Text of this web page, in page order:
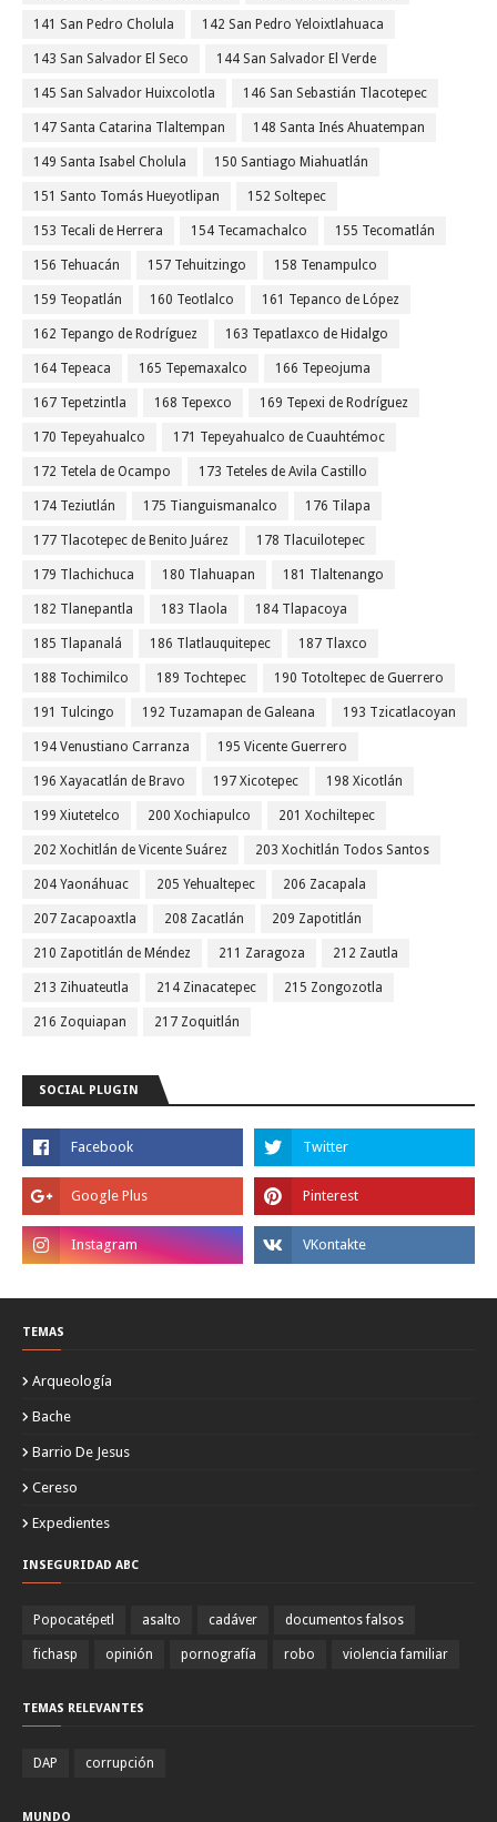
141 San Pedro Cholula 142 San Pedro Yeloixtlahuaca
143 San Salvador El Seco 144 San Salvador El Verde
145 San Salvador Huixcolotla 146 San Sebastián Tlacotepec
147 Santa Catarina Tlaltempan 148 Santa Inés Ahuatempan
149 Santa Isabel Cholula 150 Santiago Miahuatlán
151 Santo Tomás Hueyotlipan 152 Soltepec
153 Tecali de Herrera 154 Tecamachalco 155 Tecomatlán
156 Tehuacán 157 Tehuitzingo 158 Tenampulco
159 Teopatlán 160 Teotlalco 161 Tepanco de López
162 Tepango de Rodríguez 163 Tepatlaxco de Hidalgo
164 Tepeaca 165 Tepemaxalco 166 Tepeojuma
167 Tepetzintla 168 Tepexco 169 Tepexi de Rodríguez
170 Tepeyahualco 171 Tepeyahualco de Cuauhtémoc
172 Tetela de Ocampo 173 Teteles de Avila Castillo
174 Teziutlán 175 Tianguismanalco 176 Tilapa
177 Tlacotepec de Benito Juárez 178 Tlacuilotepec
179 Tlachichuca 180 Tlahuapan 181 Tlaltenango
182 Tlanepantla 183 Tlaola 184 Tlapacoya
185 Tlapanalá 186 Tlatlauquitepec 187 Tlaxco
188 Tochimilco 189 Tochtepec 190 Totoltepec de Guerrero
191 Tulcingo 192 Tuzamapan de Galeana 193 Tzicatlacoyan
194 Venustiano Carranza 195 Vicente Guerrero
196 Xayacatlán de Bravo 197 Xicotepec 198 Xicotlán
199 Xiutetelco 200 Xochiapulco 201 Xochiltepec
202 Xochitlán de Vicente Suárez 203 Xochitlán Todos Santos
204 Yaonáhuac 205 Yehualtepec 206 Zacapala
207 Zacapoaxtla 208 Zacatlán 209 Zapotitlán
210 Zapotitlán de Méndez 211 Zaragoza 212 Zautla
213 Zihuateutla 214 Zinacatepec 215 Zongozotla
216 Zoquiapan 217 Zoquitlán
SOCIAL PLUGIN
TEMAS
Arqueología
Bache
Barrio De Jesus
Cereso
Expedientes
INSEGURIDAD ABC
Popocatépetl asalto cadáver documentos falsos
fichasp opinión pornografía robo violencia familiar
TEMAS RELEVANTES
DAP corrupción
MUNDO